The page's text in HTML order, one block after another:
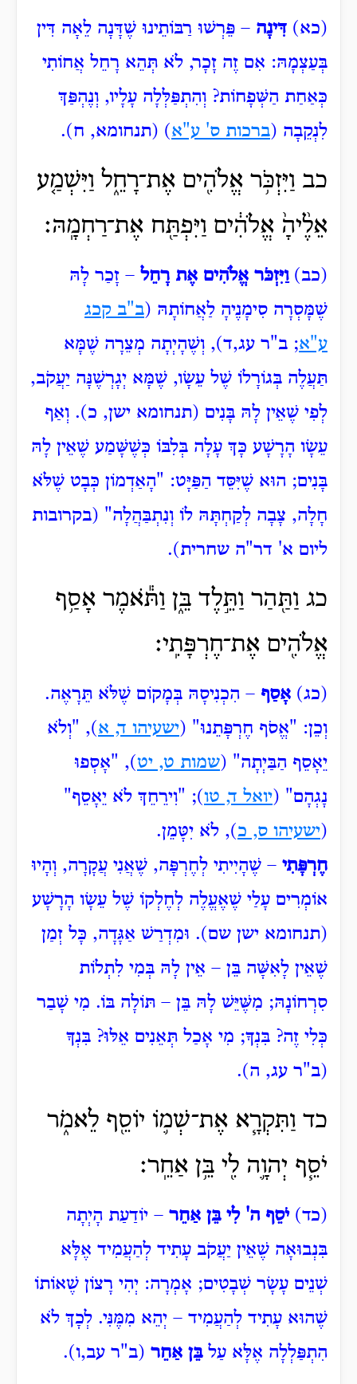
(כא) דִּינָה – פֵּרְשׁוּ רַבּוֹתֵינוּ שֶׁדָּנָה לֵאָה דִּין
בְּעַצְמָהּ: אִם זֶה זָכָר, לֹא תְּהֵא רָחֵל אֲחוֹתִי
כְּאַחַת הַשְּׁפָחוֹת? וְהִתְפַּלְּלָה עָלָיו, וְנֶהְפַּךְ
לִנְקֵבָה (ברכות ס' ע"א) (תנחומא, ח).
כב וַיִּזְכֹּ֥ר אֱלֹהִ֖ים אֶת־רָחֵ֑ל וַיִּשְׁמַ֤ע
אֵלֶ֨יהָ֙ אֱלֹהִ֔ים וַיִּפְתַּ֖ח אֶת־רַחְמָֽהּ׃
(כב) וַיִּזְכֹּר אֱלֹהִים אֶת רָחֵל – זָכַר לָהּ
שֶׁמָּסְרָה סִימָנֶיהָ לַאֲחוֹתָהּ (ב"ב קכג
ע"א; ב"ר עג,ד), וְשֶׁהָיְתָה מְצֵרָה שֶׁמָּא
תַּעֲלֶה בְּגוֹרָלוֹ שֶׁל עֵשָׂו, שֶׁמָּא יְגָרְשֶׁנָּה יַעֲקֹב,
לְפִי שֶׁאֵין לָהּ בָּנִים (תנחומא ישן, כ). וְאַף
עֵשָׂו הָרָשָׁע כָּךְ עָלָה בְּלִבּוֹ כְּשֶׁשָּׁמַע שֶׁאֵין לָהּ
בָּנִים; הוּא שֶׁיִּסֵּד הַפַּיָּט: "הָאַדְמוֹן כְּבָט שֶׁלֹּא
חָלָה, צָבָה לְקַחְתָּהּ לוֹ וְנִתְבַּהֲלָה" (בקרובות
ליום א' דר"ה שחרית).
כג וַתַּ֖הַר וַתֵּ֣לֶד בֵּ֑ן וַתֹּ֕אמֶר אָסַ֥ף
אֱלֹהִ֖ים אֶת־חֶרְפָּתִֽי׃
(כג) אָסַף – הִכְנִיסָהּ בְּמָקוֹם שֶׁלֹּא תֵּרָאֶה.
וְכֵן: "אֱסֹף חֶרְפָּתֵנוּ" (ישעיהו ד, א), "וְלֹא
יֵאָסֵף הַבַּיְתָה" (שמות ט, יט), "אָסְפוּ
נָגְהָם" (יואל ד, טו); "וִירֵחֵךְ לֹא יֵאָסֵף"
(ישעיהו ס, כ), לֹא יִטָּמֵן.
חֶרְפָּתִי – שֶׁהָיִיתִי לְחֶרְפָּה, שֶׁאֲנִי עֲקָרָה, וְהָיוּ
אוֹמְרִים עָלַי שֶׁאֶעֱלֶה לְחֶלְקוֹ שֶׁל עֵשָׂו הָרָשָׁע
(תנחומא ישן שם). וּמִדְרַשׁ אַגָּדָה, כָּל זְמַן
שֶׁאֵין לָאִשָּׁה בֵּן – אֵין לָהּ בְּמִי לִתְלוֹת
סִרְחוֹנָהּ; מִשֶּׁיֵּשׁ לָהּ בֵּן – תּוֹלָה בּוֹ. מִי שָׁבַר
כְּלִי זֶה? בִּנְךָ; מִי אָכַל תְּאֵנִים אֵלּוּ? בִּנְךָ
(ב"ר עג, ה).
כד וַתִּקְרָ֧א אֶת־שְׁמ֛וֹ יוֹסֵ֖ף לֵאמֹ֑ר
יֹסֵ֧ף יְהוָ֛ה לִ֖י בֵּ֥ן אַחֵֽר׃
(כד)יֹסֵף ה' לִי בֵּן אַחֵר – יוֹדַעַת הָיְתָה
בִּנְבוּאָה שֶׁאֵין יַעֲקֹב עָתִיד לְהַעֲמִיד אֶלָּא
שְׁנֵים עָשָׂר שְׁבָטִים; אָמְרָה: יְהִי רָצוֹן שֶׁאוֹתוֹ
שֶׁהוּא עָתִיד לְהַעֲמִיד – יְהֵא מִמֶּנִּי. לְכָךְ לֹא
הִתְפַּלְלָה אֶלָּא עַלבֵּן אַחֵר (ב"ר עב,ו).